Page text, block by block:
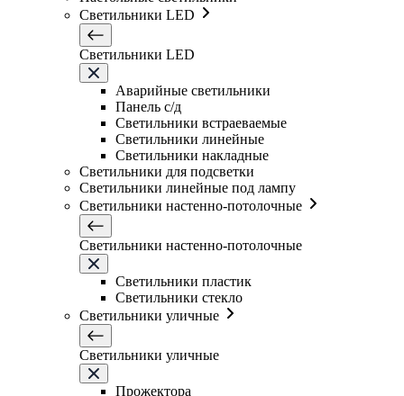
Светильники LED
Светильники LED
Аварийные светильники
Панель с/д
Светильники встраеваемые
Светильники линейные
Светильники накладные
Светильники для подсветки
Светильники линейные под лампу
Светильники настенно-потолочные
Светильники настенно-потолочные
Светильники плаcтик
Светильники стекло
Светильники уличные
Светильники уличные
Прожектора